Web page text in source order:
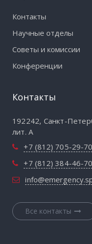
Контакты
Научные отделы
Советы и комиссии
Конференции
Контакты
192242, Санкт-
лит. А
+7 (812) 705-29-70
+7 (812) 384-46-70
Все контакты